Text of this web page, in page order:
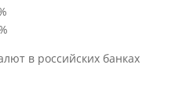
в российских банках